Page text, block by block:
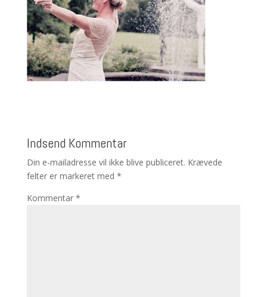
Indsend Kommentar
Din e-mailadresse vil ikke blive publiceret. Krævede
felter er markeret med *
Kommentar *